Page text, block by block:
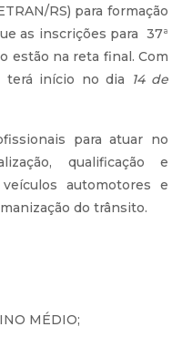
RS) para formação
as inscrições para 37ª
estão na reta final. Com
terá início no dia 14 de
para atuar no
qualificação e
automotores e
do trânsito.
MÉDIO;